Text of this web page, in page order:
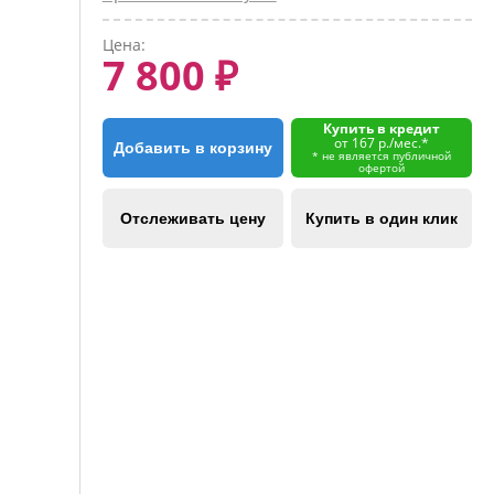
Цена:
7 800 ₽
Добавить в корзину
Купить в кредит
от 167 р./мес.*
* не является публичной
офертой
Отслеживать цену Купить в один клик